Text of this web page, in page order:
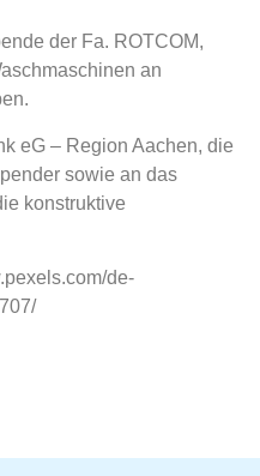
der Fa. ROTCOM,
an
eG – Region Aachen, die
sowie an das
konstruktive
de-